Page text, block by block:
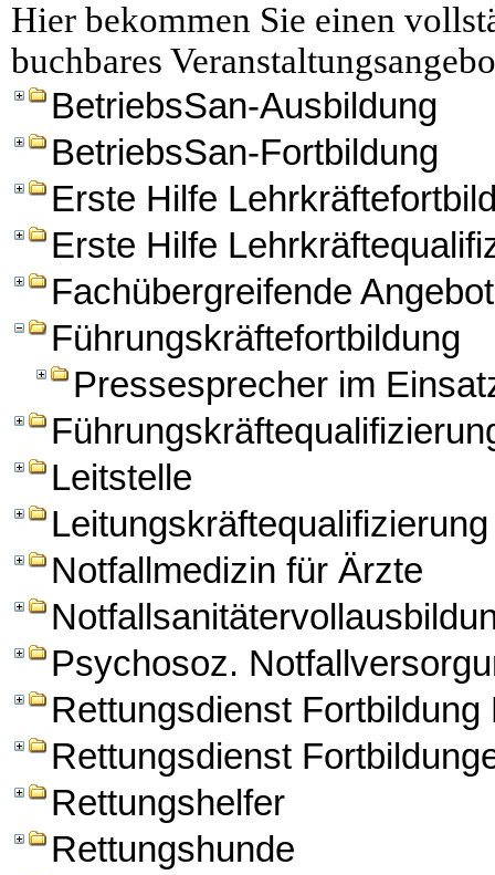
Hier bekommen Sie einen
buchbares
BetriebsSan-Ausbildung
BetriebsSan-Fortbildung
Erste Hilfe
Erste Hilfe
Fachübergreifende
Führungskräftefortbildung
Pressesprecher im
Leitstelle
Leitungskräftequalifizierung
Notfallmedizin für Ärzte
Psychosoz.
Rettungsdienst Fortbildung
Rettungsdienst
Rettungshelfer
Rettungshunde